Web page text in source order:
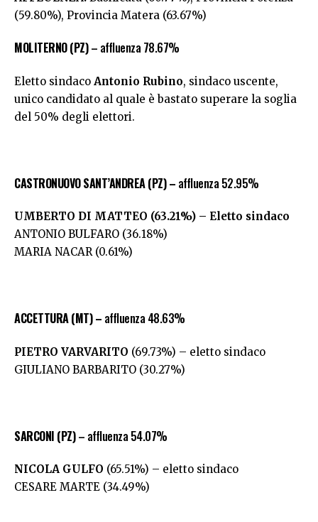
(59.80%), Provincia Matera (63.67%)
MOLITERNO (PZ)– affluenza 78.67%
Eletto sindaco Antonio Rubino, sindaco uscente,
unico candidato al quale è bastato superare la soglia
del 50% degli elettori.
CASTRONUOVO SANT’ANDREA (PZ) – affluenza 52.95%
UMBERTO DI MATTEO (63.21%) – Eletto sindaco
ANTONIO BULFARO (36.18%)
MARIA NACAR (0.61%)
ACCETTURA (MT) – affluenza 48.63%
PIETRO VARVARITO (69.73%) – eletto sindaco
GIULIANO BARBARITO (30.27%)
SARCONI (PZ)– affluenza 54.07%
NICOLA GULFO (65.51%) – eletto sindaco
CESARE MARTE (34.49%)